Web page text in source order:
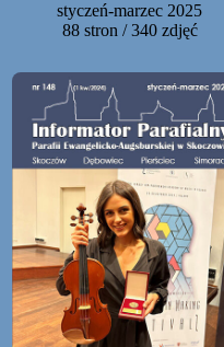
styczeń-marzec 2025
88 stron / 340 zdjęć